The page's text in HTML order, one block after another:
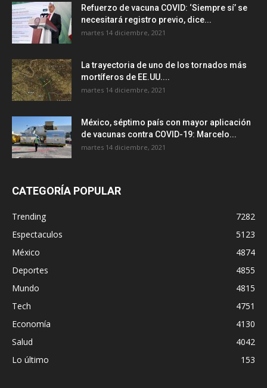
Refuerzo de vacuna COVID: ‘Siempre sí’ se
necesitará registro previo, dice...
martes 14 diciembre, 2021
La trayectoria de uno de los tornados más
mortíferos de EE.UU....
martes 14 diciembre, 2021
México, séptimo país con mayor aplicación
de vacunas contra COVID-19: Marcelo...
martes 14 diciembre, 2021
CATEGORÍA POPULAR
Trending
7282
Espectaculos
5123
México
4874
Deportes
4855
Mundo
4815
Tech
4751
Economía
4130
Salud
4042
Lo último
153